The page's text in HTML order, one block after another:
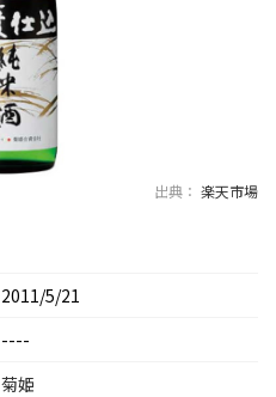
出典： 楽天市場
2011/5/21
----
菊姫